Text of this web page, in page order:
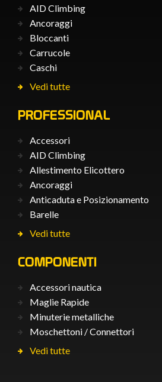
AID Climbing
Ancoraggi
Bloccanti
Carrucole
Caschi
Vedi tutte
PROFESSIONAL
Accessori
AID Climbing
Allestimento Elicottero
Ancoraggi
Anticaduta e Posizionamento
Barelle
Vedi tutte
COMPONENTI
Accessori nautica
Maglie Rapide
Minuterie metalliche
Moschettoni / Connettori
Vedi tutte